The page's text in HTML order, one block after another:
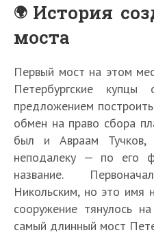
История
моста
Первый мост на этом
Петербургские
предложением
обмен на право сбора
был и Авраам Тучков,
неподалеку — по его
название.
Никольским, но это имя
сооружение тянулось
самый длинный мост